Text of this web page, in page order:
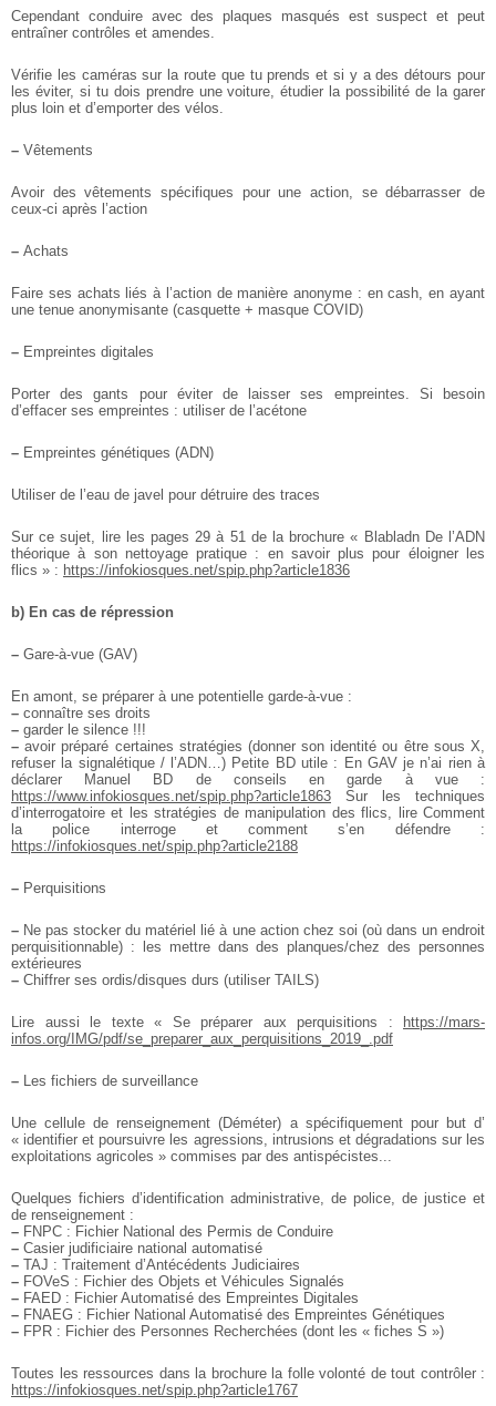
Cependant conduire avec des plaques masqués est suspect et peut
entraîner contrôles et amendes.
Vérifie les caméras sur la route que tu prends et si y a des détours pour
les éviter, si tu dois prendre une voiture, étudier la possibilité de la garer
plus loin et d’emporter des vélos.
– Vêtements
Avoir des vêtements spécifiques pour une action, se débarrasser de
ceux-ci après l’action
– Achats
Faire ses achats liés à l’action de manière anonyme : en cash, en ayant
une tenue anonymisante (casquette + masque COVID)
– Empreintes digitales
Porter des gants pour éviter de laisser ses empreintes. Si besoin
d’effacer ses empreintes : utiliser de l’acétone
– Empreintes génétiques (ADN)
Utiliser de l’eau de javel pour détruire des traces
Sur ce sujet, lire les pages 29 à 51 de la brochure « Blabladn De l’ADN
théorique à son nettoyage pratique : en savoir plus pour éloigner les
flics » : https://infokiosques.net/spip.php?article1836
b) En cas de répression
– Gare-à-vue (GAV)
En amont, se préparer à une potentielle garde-à-vue :
– connaître ses droits
– garder le silence !!!
– avoir préparé certaines stratégies (donner son identité ou être sous X,
refuser la signalétique / l’ADN…) Petite BD utile : En GAV je n’ai rien à
déclarer Manuel BD de conseils en garde à vue :
https://www.infokiosques.net/spip.php?article1863 Sur les techniques
d’interrogatoire et les stratégies de manipulation des flics, lire Comment
la police interroge et comment s’en défendre :
https://infokiosques.net/spip.php?article2188
– Perquisitions
– Ne pas stocker du matériel lié à une action chez soi (où dans un endroit
perquisitionnable) : les mettre dans des planques/chez des personnes
extérieures
– Chiffrer ses ordis/disques durs (utiliser TAILS)
Lire aussi le texte « Se préparer aux perquisitions :
https://mars-
infos.org/IMG/pdf/se_preparer_aux_perquisitions_2019_.pdf
– Les fichiers de surveillance
Une cellule de renseignement (Déméter) a spécifiquement pour but d’
« identifier et poursuivre les agressions, intrusions et dégradations sur les
exploitations agricoles » commises par des antispécistes...
Quelques fichiers d’identification administrative, de police, de justice et
de renseignement :
– FNPC : Fichier National des Permis de Conduire
– Casier judificiaire national automatisé
– TAJ : Traitement d’Antécédents Judiciaires
– FOVeS : Fichier des Objets et Véhicules Signalés
– FAED : Fichier Automatisé des Empreintes Digitales
– FNAEG : Fichier National Automatisé des Empreintes Génétiques
– FPR : Fichier des Personnes Recherchées (dont les « fiches S »)
Toutes les ressources dans la brochure la folle volonté de tout contrôler :
https://infokiosques.net/spip.php?article1767